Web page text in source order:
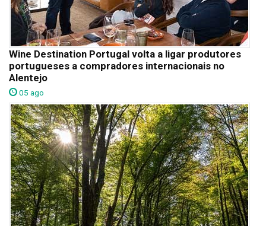
Wine Destination Portugal volta a ligar produtores
portugueses a compradores internacionais no
Alentejo
05 ago